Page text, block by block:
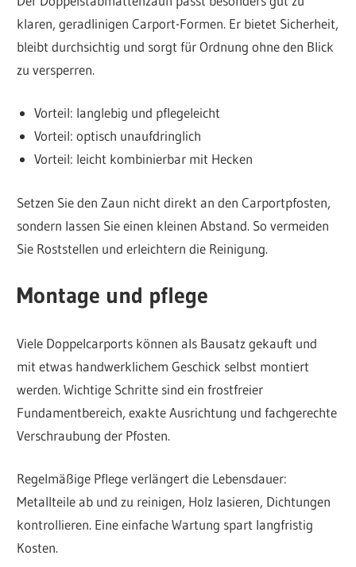
klaren, geradlinigen Carport-Formen. Er bietet Sicherheit,
bleibt durchsichtig und sorgt für Ordnung ohne den Blick
zu versperren.
Vorteil: langlebig und pflegeleicht
Vorteil: optisch unaufdringlich
Vorteil: leicht kombinierbar mit Hecken
Setzen Sie den Zaun nicht direkt an den Carportpfosten,
sondern lassen Sie einen kleinen Abstand. So vermeiden
Sie Roststellen und erleichtern die Reinigung.
Montage und pflege
Viele Doppelcarports können als Bausatz gekauft und
mit etwas handwerklichem Geschick selbst montiert
werden. Wichtige Schritte sind ein frostfreier
Fundamentbereich, exakte Ausrichtung und fachgerechte
Verschraubung der Pfosten.
Regelmäßige Pflege verlängert die Lebensdauer:
Metallteile ab und zu reinigen, Holz lasieren, Dichtungen
kontrollieren. Eine einfache Wartung spart langfristig
Kosten.